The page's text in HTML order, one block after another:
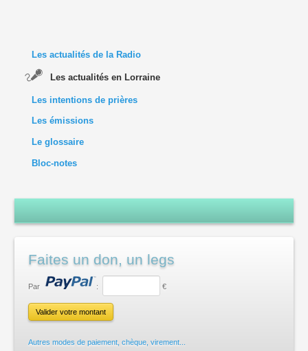
Les actualités de la Radio
Les actualités en Lorraine
Les intentions de prières
Les émissions
Le glossaire
Bloc-notes
Faites un don, un legs
Par : €
Autres modes de paiement, chèque, virement...